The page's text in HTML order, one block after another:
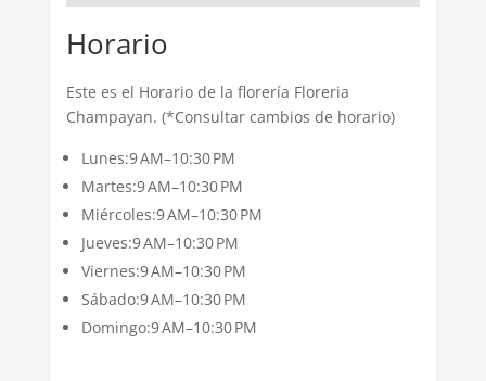
Horario
Este es el Horario de la florería Floreria
Champayan. (*Consultar cambios de horario)
Lunes:9 AM–10:30 PM
Martes:9 AM–10:30 PM
Miércoles:9 AM–10:30 PM
Jueves:9 AM–10:30 PM
Viernes:9 AM–10:30 PM
Sábado:9 AM–10:30 PM
Domingo:9 AM–10:30 PM